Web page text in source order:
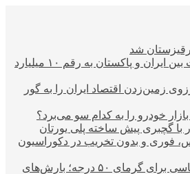
شد
افزایش حجم تجارت بین ایران و پاکستان به رقم ۱۰ میلیارد
زمین‌زدن اقتصاد ایران را به گور
خودرو را به کدام سو می‌برد؟
با گچبری پیش ساخته پلی یورتان
فوری و بدون تخریب در دکوراسیون
هشدار قرمز هواشناسی برای گرمای ۵۰ درجه؛ بارش‌های